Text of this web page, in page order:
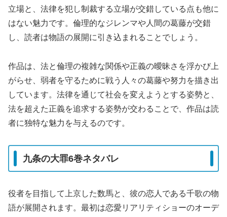
立場と、法律を犯し制裁する立場が交錯している点も他に
はない魅力です。倫理的なジレンマや人間の葛藤が交錯
し、読者は物語の展開に引き込まれることでしょう。
作品は、法と倫理の複雑な関係や正義の曖昧さを浮かび上
がらせ、弱者を守るために戦う人々の葛藤や努力を描き出
しています。法律を通じて社会を変えようとする姿勢と、
法を超えた正義を追求する姿勢が交わることで、作品は読
者に独特な魅力を与えるのです。
九条の大罪6巻ネタバレ
役者を目指して上京した数馬と、彼の恋人である千歌の物
語が展開されます。最初は恋愛リアリティショーのオーデ